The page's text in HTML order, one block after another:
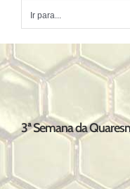
Ir para...
3ª Semana da